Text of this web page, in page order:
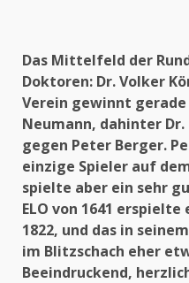
Das Mittelfeld der
Doktoren: Dr. Volker
Verein gewinnt gerade
Neumann, dahinter
gegen Peter Berger.
einzige Spieler auf
spielte aber ein sehr
ELO von 1641
1822, und das in
im Blitzschach eher
Beeindruckend,